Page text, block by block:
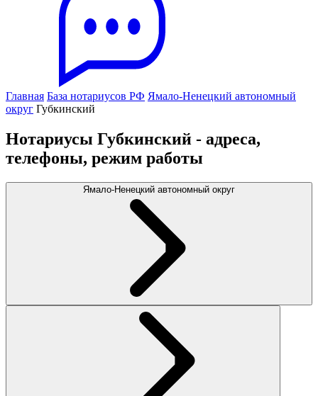
Главная База нотариусов РФ Ямало-Ненецкий автономный
округ Губкинский
Нотариусы Губкинский - адреса,
телефоны, режим работы
Ямало-Ненецкий автономный округ